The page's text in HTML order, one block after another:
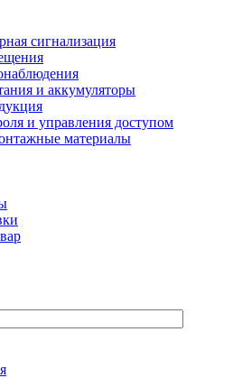
сигнализация
и аккумуляторы
и управления доступом
материалы